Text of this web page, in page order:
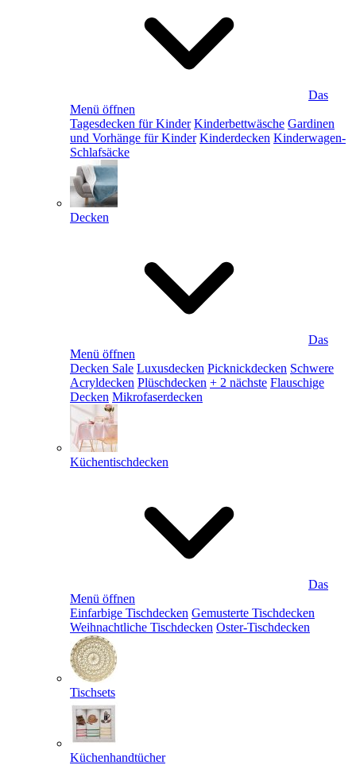
Das
Menü öffnen
Tagesdecken für Kinder Kinderbettwäsche Gardinen
und Vorhänge für Kinder Kinderdecken Kinderwagen-
Schlafsäcke
Decken
Das
Menü öffnen
Decken Sale Luxusdecken Picknickdecken Schwere
Acryldecken Plüschdecken + 2 nächste Flauschige
Decken Mikrofaserdecken
Küchentischdecken
Das
Menü öffnen
Einfarbige Tischdecken Gemusterte Tischdecken
Weihnachtliche Tischdecken Oster-Tischdecken
Tischsets
Küchenhandtücher